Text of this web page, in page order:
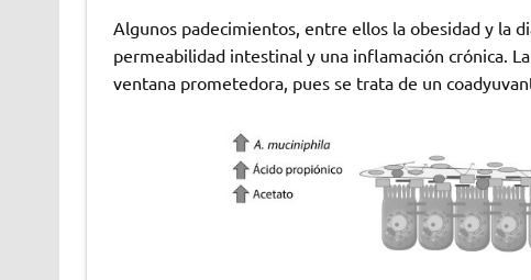
Algunos padecimientos, entre ellos la obesidad y la
permeabilidad intestinal y una inflamación crónica.
ventana prometedora, pues se trata de un